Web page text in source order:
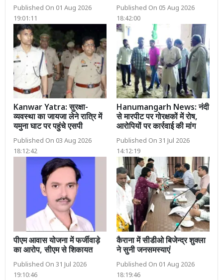
Published On 01 Aug 2026
19:01:11
Published On 05 Aug 2026
18:42:00
Kanwar Yatra: सुरक्षा-
व्यवस्था का जायजा लेने रात्रि में
यमुना घाट पर पहुंचे एसपी
Published On 03 Aug 2026
18:12:42
Hanumangarh News: नंदी
से मारपीट पर गोरक्षकों में रोष,
आरोपियों पर कार्रवाई की मांग
Published On 31 Jul 2026
14:12:19
पीएम आवास योजना में फर्जीवाड़े
का आरोप, सीएम से शिकायत
Published On 31 Jul 2026
19:10:46
कैराना में सीडीओ बिजेन्द्र शुक्ला
ने सुनी जनसमस्याएं
Published On 01 Aug 2026
18:19:46